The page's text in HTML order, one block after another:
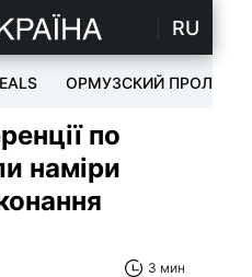
RU
ОРМУЗСКИЙ ПРОЛИВ
по
наміри
3 мин